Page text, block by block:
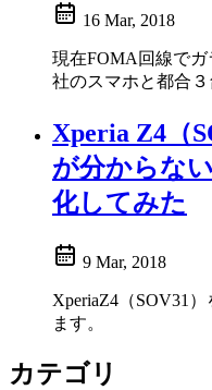
16 Mar, 2018
現在FOMA回線で
社のスマホと都合３
Xperia Z4（
が分からな
化してみた
9 Mar, 2018
XperiaZ4（SOV31
ます。
カテゴリ